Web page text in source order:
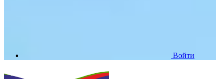
Войти